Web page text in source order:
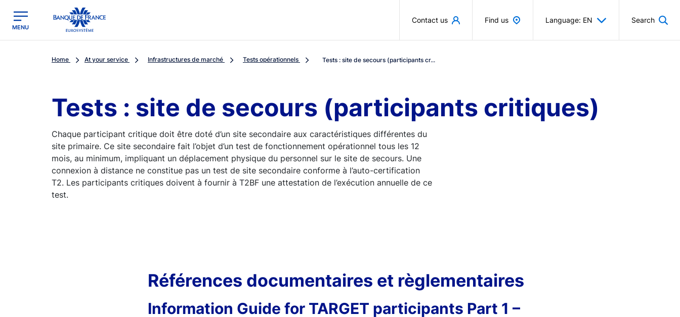
Banque de France - Menu Principal
MENU
Contact us Find us Language: EN Search
Home At your service Infrastructures de marché Tests opérationnels Tests : site de secours (participants cr...
Tests : site de secours (participants critiques)
Chaque participant critique doit être doté d’un site secondaire aux caractéristiques différentes du
site primaire. Ce site secondaire fait l’objet d’un test de fonctionnement opérationnel tous les 12
mois, au minimum, impliquant un déplacement physique du personnel sur le site de secours. Une
connexion à distance ne constitue pas un test de site secondaire conforme à l’auto-certification
T2. Les participants critiques doivent à fournir à T2BF une attestation de l’exécution annuelle de ce
test.
Références documentaires et règlementaires
Information Guide for TARGET participants Part 1 –